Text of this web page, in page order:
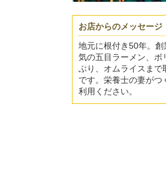
お店からのメッセージ
地元に根付き50年。
気の五目ラーメン、ボ
ぶり、オムライスまで
です。栄養士の妻が
利用ください。